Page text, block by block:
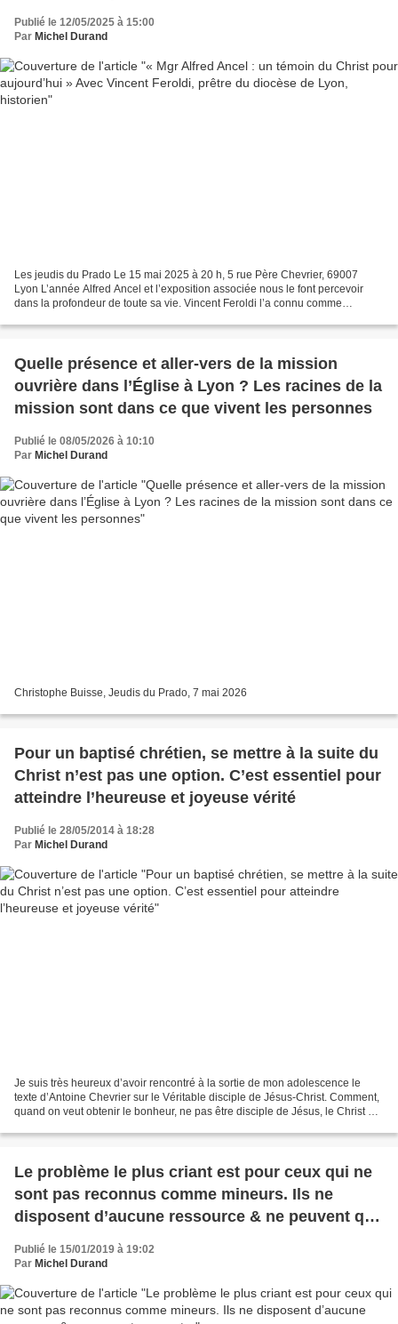
Publié le 12/05/2025 à 15:00
Par Michel Durand
Les jeudis du Prado Le 15 mai 2025 à 20 h, 5 rue Père Chevrier, 69007
Lyon L’année Alfred Ancel et l’exposition associée nous le font percevoir
dans la profondeur de toute sa vie. Vincent Feroldi l’a connu comme
Quelle présence et aller-vers de la mission
ouvrière dans l’Église à Lyon ? Les racines de la
mission sont dans ce que vivent les personnes
Publié le 08/05/2026 à 10:10
Par Michel Durand
Christophe Buisse, Jeudis du Prado, 7 mai 2026
Pour un baptisé chrétien, se mettre à la suite du
Christ n’est pas une option. C’est essentiel pour
atteindre l’heureuse et joyeuse vérité
Publié le 28/05/2014 à 18:28
Par Michel Durand
Je suis très heureux d’avoir rencontré à la sortie de mon adolescence le
texte d’Antoine Chevrier sur le Véritable disciple de Jésus-Christ. Comment,
quand on veut obtenir le bonheur, ne pas être disciple de Jésus, le Christ ?
Le problème le plus criant est pour ceux qui ne
sont pas reconnus comme mineurs. Ils ne
disposent d’aucune ressource & ne peuvent que
Publié le 15/01/2019 à 19:02
Par Michel Durand